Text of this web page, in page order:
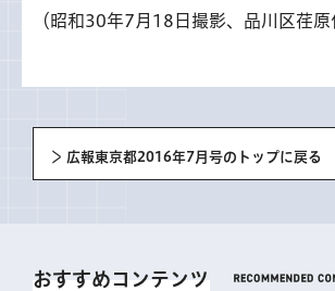
（昭和30年7月18日撮影、品川区荏原
広報東京都2016年7月号のトップに戻る
おすすめコンテンツ